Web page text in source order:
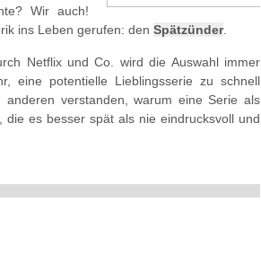
Wir auch!
ins Leben gerufen: den Spätzünder.
Netflix und Co. wird die Auswahl immer
eine potentielle Lieblingsserie zu schnell
verstanden, warum eine Serie als
die es besser spät als nie eindrucksvoll und